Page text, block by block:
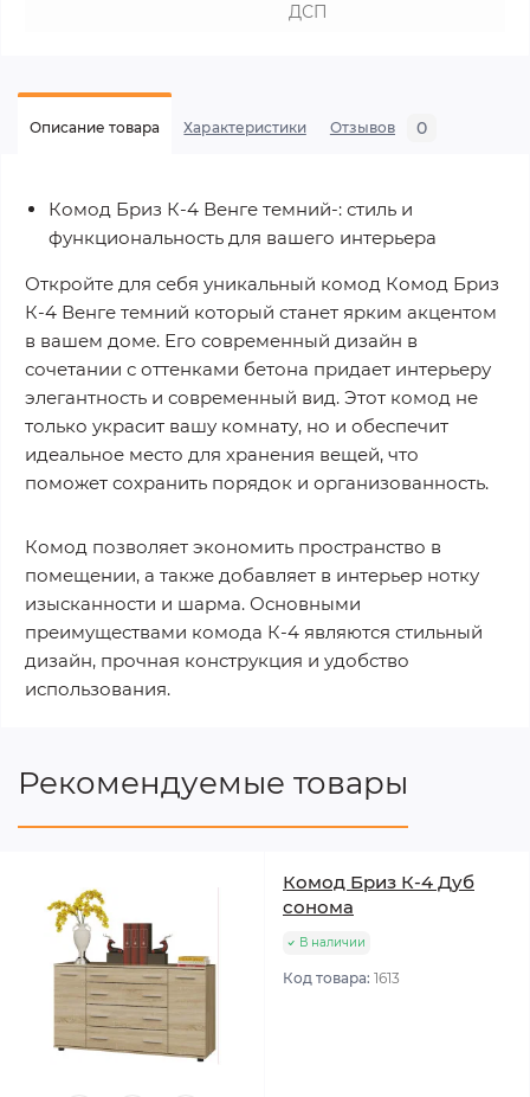
ДСП
Описание товара Характеристики Отзывов 0
Комод Бриз К-4 Венге темний-: стиль и
функциональность для вашего интерьера
Откройте для себя уникальный комод Комод Бриз
К-4 Венге темний который станет ярким акцентом
в вашем доме. Его современный дизайн в
сочетании с оттенками бетона придает интерьеру
элегантность и современный вид. Этот комод не
только украсит вашу комнату, но и обеспечит
идеальное место для хранения вещей, что
поможет сохранить порядок и организованность.
Комод позволяет экономить пространство в
помещении, а также добавляет в интерьер нотку
изысканности и шарма. Основными
преимуществами комода К-4 являются стильный
дизайн, прочная конструкция и удобство
использования.
Рекомендуемые товары
Комод Бриз К-4 Дуб
сонома
В наличии
Код товара: 1613